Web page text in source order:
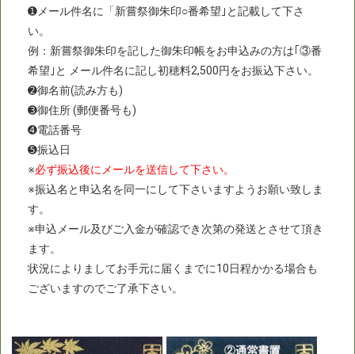
➊メール件名に「新嘗祭御朱印○番希望｣と記載して下さ
い。
例：新嘗祭御朱印を記した御朱印帳をお申込みの方は｢③番
希望｣と メール件名に記し初穂料2,500円をお振込下さい。
➋御名前(読み方も)
➌御住所 (郵便番号も)
➍電話番号
➎振込日
※必ず振込後にメールを送信して下さい。
※振込名と申込名を同一にして下さいますようお願い致しま
す。
※申込メール及びご入金が確認でき次第の発送とさせて頂き
ます。
状況によりましてお手元に届くまでに10日程かかる場合も
ございますのでご了承下さい。